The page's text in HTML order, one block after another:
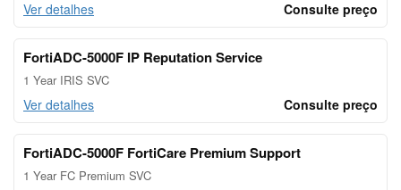
Ver detalhes Consulte preço
FortiADC-5000F IP Reputation Service
1 Year IRIS SVC
Ver detalhes Consulte preço
FortiADC-5000F FortiCare Premium Support
1 Year FC Premium SVC